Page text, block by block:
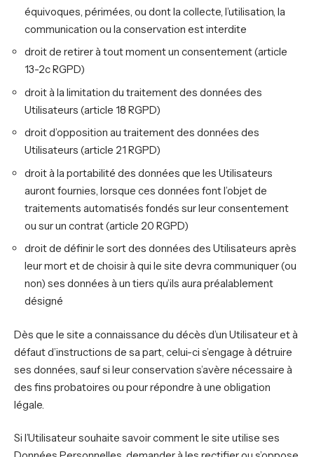
équivoques, périmées, ou dont la collecte, l’utilisation, la
communication ou la conservation est interdite
droit de retirer à tout moment un consentement (article
13-2c RGPD)
droit à la limitation du traitement des données des
Utilisateurs (article 18 RGPD)
droit d’opposition au traitement des données des
Utilisateurs (article 21 RGPD)
droit à la portabilité des données que les Utilisateurs
auront fournies, lorsque ces données font l’objet de
traitements automatisés fondés sur leur consentement
ou sur un contrat (article 20 RGPD)
droit de définir le sort des données des Utilisateurs après
leur mort et de choisir à qui le site devra communiquer (ou
non) ses données à un tiers qu’ils aura préalablement
désigné
Dès que le site a connaissance du décès d’un Utilisateur et à
défaut d’instructions de sa part, celui-ci s’engage à détruire
ses données, sauf si leur conservation s’avère nécessaire à
des fins probatoires ou pour répondre à une obligation
légale.
Si l’Utilisateur souhaite savoir comment le site utilise ses